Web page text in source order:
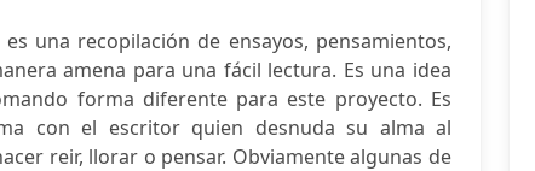
una recopilación de ensayos, pensamientos,
amena para una fácil lectura. Es una idea
forma diferente para este proyecto. Es
con el escritor quien desnuda su alma al
reir, llorar o pensar. Obviamente algunas de